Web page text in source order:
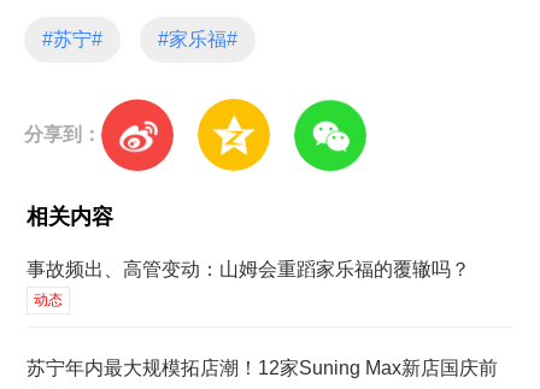
#苏宁# #家乐福#
分享到：
相关内容
事故频出、高管变动：山姆会重蹈家乐福的覆辙吗？
动态
苏宁年内最大规模拓店潮！12家Suning Max新店国庆前